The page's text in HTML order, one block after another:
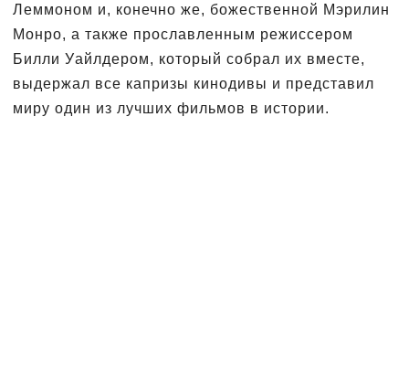
Леммоном и, конечно же, божественной Мэрилин
Монро, а также прославленным режиссером
Билли Уайлдером, который собрал их вместе,
выдержал все капризы кинодивы и представил
миру один из лучших фильмов в истории.